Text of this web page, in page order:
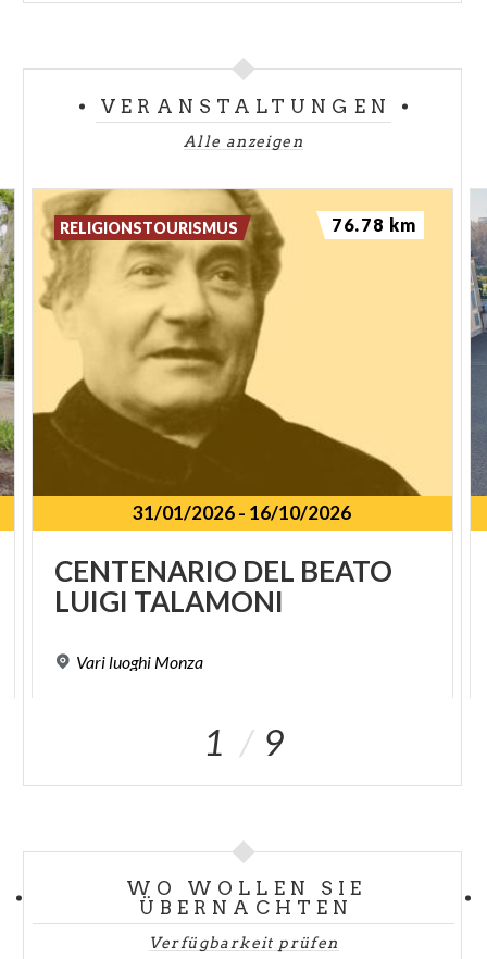
VERANSTALTUNGEN
Alle anzeigen
31/01/2026- 16/10/2026
CENTENARIO DEL BEATO
LUIGI TALAMONI
Vari luoghi Monza
RELIGIONSTOURISMUS 76.78 km
1 9
WO WOLLEN SIE
ÜBERNACHTEN
Verfügbarkeit prüfen